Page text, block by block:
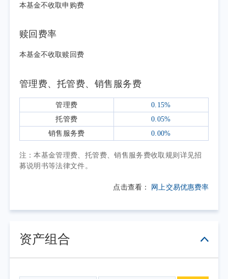
体而言，二季度经济复苏节奏有所放缓，内需
经济运行的核心结构性问题。
二季度宏观政策延续稳健偏宽松基调，操
控工具箱和利率调控框架。债市主要受资金面
预期波动、宏观数据结构性偏弱等因素驱动，
呈震荡走强、利多共振走势，长短端收益率震
荡下行。其中，中短债在4-5月受资金宽松和短
端供需影响震荡下行，1年期AAA评级同业存单
收益率最低达1.43%；6月在流动性超预期收敛
以及资金面预期修正下有所修复，截至二季度
末，1年期AAA评级同业存单收益率收至
缓和叠加偏弱的基本面影响走强，10年期国债
交易盘止盈需求增加，10年期国债收益率小幅
本基金不收取申购费
赎回费率
本基金不收取赎回费
管理费、托管费、销售服务费
管理费
0.15%
托管费
0.05%
销售服务费
0.00%
注：本基金管理费、托管费、销售服务费收取规则详见招
募说明书等法律文件。
点击查看： 网上交易优惠费率
资产组合